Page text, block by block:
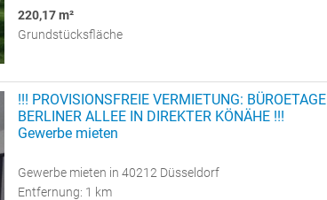
220,17 m²
Grundstücksfläche
!!! PROVISIONSFREIE VERMIETUNG: BÜROETAGE
BERLINER ALLEE IN DIREKTER KÖNÄHE !!!
Gewerbe mieten
Gewerbe mieten in 40212 Düsseldorf
Entfernung: 1 km